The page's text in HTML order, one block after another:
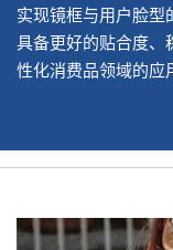
实现镜框与用户脸型
具备更好的贴合度、
性化消费品领域的应